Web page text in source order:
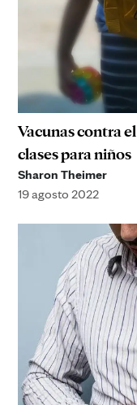
Vacunas contra
clases para niños
Sharon Theimer
19 agosto 2022